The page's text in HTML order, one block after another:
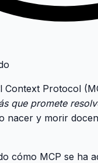
Context Protocol
que promete
nacer y morir
cómo MCP se ha